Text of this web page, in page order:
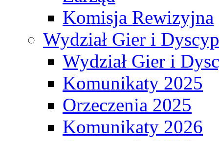
Komisja Rewizyjna
Wydział Gier i
Wydział Gier i
Komunikaty 2025
Orzeczenia 2025
Komunikaty 2026